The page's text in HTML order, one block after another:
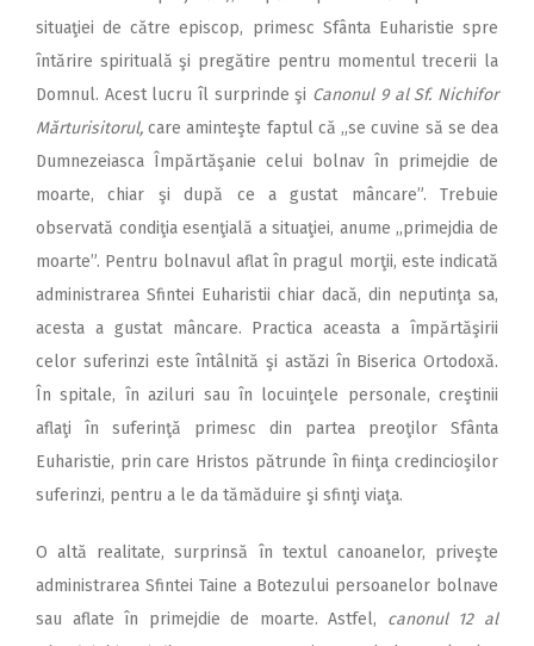
situaţiei de către episcop, primesc Sfânta Euharistie spre
întărire spirituală şi pregătire pentru momentul trecerii la
Domnul. Acest lucru îl surprinde şi Canonul 9 al Sf. Nichifor
Mărturisitorul,care aminteşte faptul că ,,se cuvine să se dea
Dumnezeiasca Împărtăşanie celui bolnav în primejdie de
moarte, chiar şi după ce a gustat mâncare”. Trebuie
observată condiţia esenţială a situaţiei, anume ,,primejdia de
moarte”. Pentru bolnavul aflat în pragul morţii, este indicată
administrarea Sfintei Euharistii chiar dacă, din neputinţa sa,
acesta a gustat mâncare. Practica aceasta a împărtăşirii
celor suferinzi este întâlnită şi astăzi în Biserica Ortodoxă.
În spitale, în aziluri sau în locuinţele personale, creştinii
aflaţi în suferinţă primesc din partea preoţilor Sfânta
Euharistie, prin care Hristos pătrunde în fiinţa credincioşilor
suferinzi, pentru a le da tămăduire şi sfinţi viaţa.
O altă realitate, surprinsă în textul canoanelor, priveşte
administrarea Sfintei Taine a Botezului persoanelor bolnave
sau aflate în primejdie de moarte. Astfel, canonul 12 al